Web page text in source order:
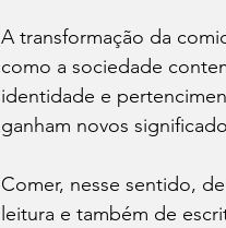
A transformação da
como a sociedade
identidade e
ganham novos
Comer, nesse sentido,
leitura e também de